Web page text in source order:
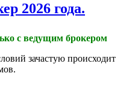
2026 года.
с ведущим брокером
зачастую происходит